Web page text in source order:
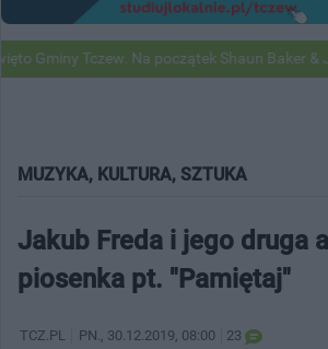
Tczew. Na początek Shaun Baker &
MUZYKA, KULTURA, SZTUKA
Jakub Freda i jego druga
piosenka pt. "Pamiętaj"
TCZ.PL PN. , 30.12.2019, 08:00 23